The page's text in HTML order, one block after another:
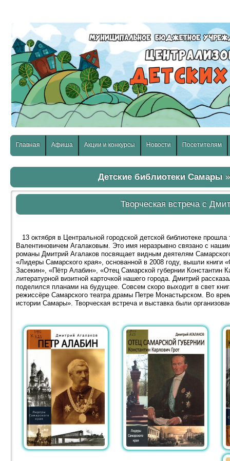
Главная Афиша Акции и конкурсы Новости Посетителям
Детские библиотеки Самары
Творческая встреча с
13 октября в Центральной городской детской библиотеке
Валентиновичем Агалаковым. Это имя неразрывно связано с
романы Дмитрий Агалаков посвящает видным деятелям
«Лидеры Самарского края», основанной в 2008 году, вышли книги
Засекин», «Пётр Алабин», «Отец Самарской губернии Константин
литературной визитной карточкой нашего города. Дмитрий
поделился планами на будущее. Совсем скоро выходит в свет
режиссёре Самарского театра драмы Петре Монастырском. Во
истории Самары». Творческая встреча и выставка были